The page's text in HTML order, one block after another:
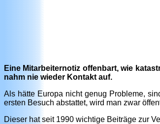
Eine Mitarbeiternotiz offenbart, wie
nahm nie wieder Kontakt auf.
Als hätte Europa nicht genug Probleme,
ersten Besuch abstattet, wird man zwar
Dieser hat seit 1990 wichtige Beiträge zur